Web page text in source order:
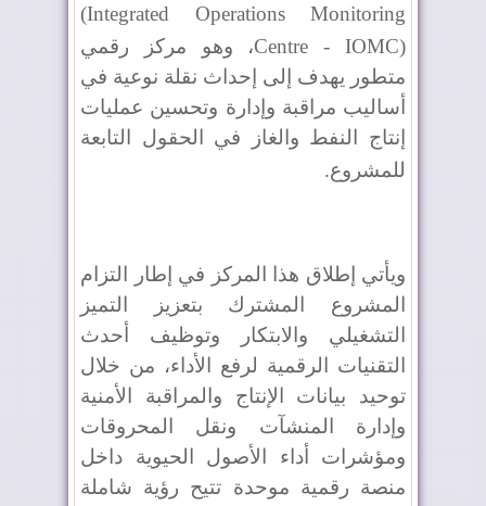
(Integrated Operations Monitoring
Centre - IOMC)، وهو مركز رقمي
متطور يهدف إلى إحداث نقلة نوعية في
أساليب مراقبة وإدارة وتحسين عمليات
إنتاج النفط والغاز في الحقول التابعة
للمشروع.
ويأتي إطلاق هذا المركز في إطار التزام
المشروع المشترك بتعزيز التميز
التشغيلي والابتكار وتوظيف أحدث
التقنيات الرقمية لرفع الأداء، من خلال
توحيد بيانات الإنتاج والمراقبة الأمنية
وإدارة المنشآت ونقل المحروقات
ومؤشرات أداء الأصول الحيوية داخل
منصة رقمية موحدة تتيح رؤية شاملة